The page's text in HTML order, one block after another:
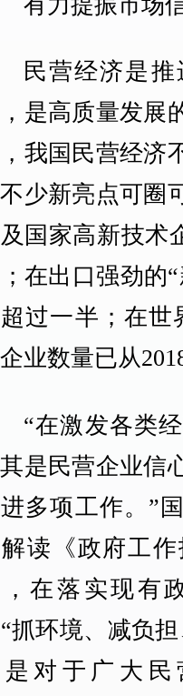
民营经济是
是高质量发展
我国民营经济
少新亮点可圈
国家高新技术
在出口强劲的
过一半；在世
业数量已从
“在激发各类
是民营企业信
多项工作。”
读《政府工
在落实现有
抓环境、减负
对于广大民